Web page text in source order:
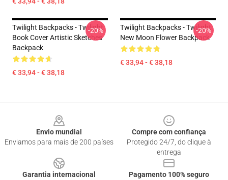
Twilight Backpacks - Twilight
Book Cover Artistic Sketches
Backpack
€ 33,94 - € 38,18
-20%
Twilight Backpacks - Twilight
New Moon Flower Backpack
€ 33,94 - € 38,18
-20%
Envio mundial
Enviamos para mais de 200 países
Compre com confiança
Protegido 24/7, do clique à
entrega
Garantia internacional
Pagamento 100% seguro